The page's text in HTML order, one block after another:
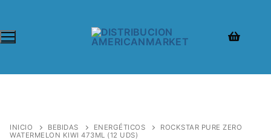
INICIO BEBIDAS ENERGÉTICOS
ROCKSTAR PURE ZERO
WATERMELON KIWI 473ML (12 UDS)